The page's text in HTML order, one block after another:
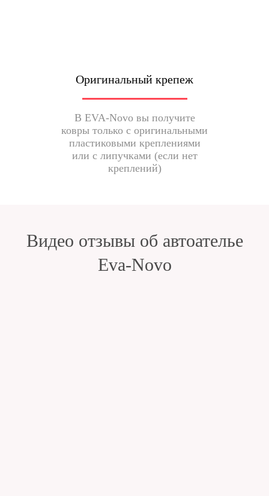
Оригинальный крепеж
В EVA-Novo вы получите
ковры только с оригинальными
пластиковыми креплениями
или с липучками (если нет
креплений)
Видео отзывы об автоателье
Eva-Novo